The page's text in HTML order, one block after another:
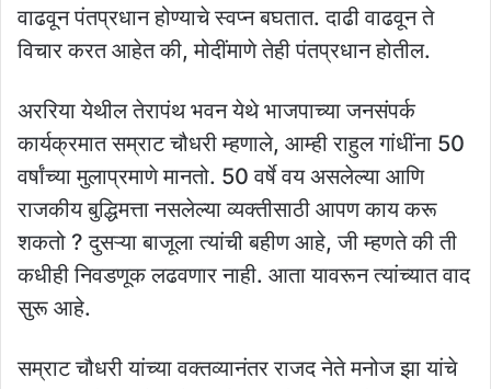
वाढवून पंतप्रधान होण्याचे स्वप्न बघतात. दाढी वाढवून ते
विचार करत आहेत की, मोदींमाणे तेही पंतप्रधान होतील.
अररिया येथील तेरापंथ भवन येथे भाजपाच्या जनसंपर्क
कार्यक्रमात सम्राट चौधरी म्हणाले, आम्ही राहुल गांधींना 50
वर्षांच्या मुलाप्रमाणे मानतो. 50 वर्षे वय असलेल्या आणि
राजकीय बुद्धिमत्ता नसलेल्या व्यक्तीसाठी आपण काय करू
शकतो ? दुसऱ्या बाजूला त्यांची बहीण आहे, जी म्हणते की ती
कधीही निवडणूक लढवणार नाही. आता यावरून त्यांच्यात वाद
सुरू आहे.
सम्राट चौधरी यांच्या वक्तव्यानंतर राजद नेते मनोज झा यांचे